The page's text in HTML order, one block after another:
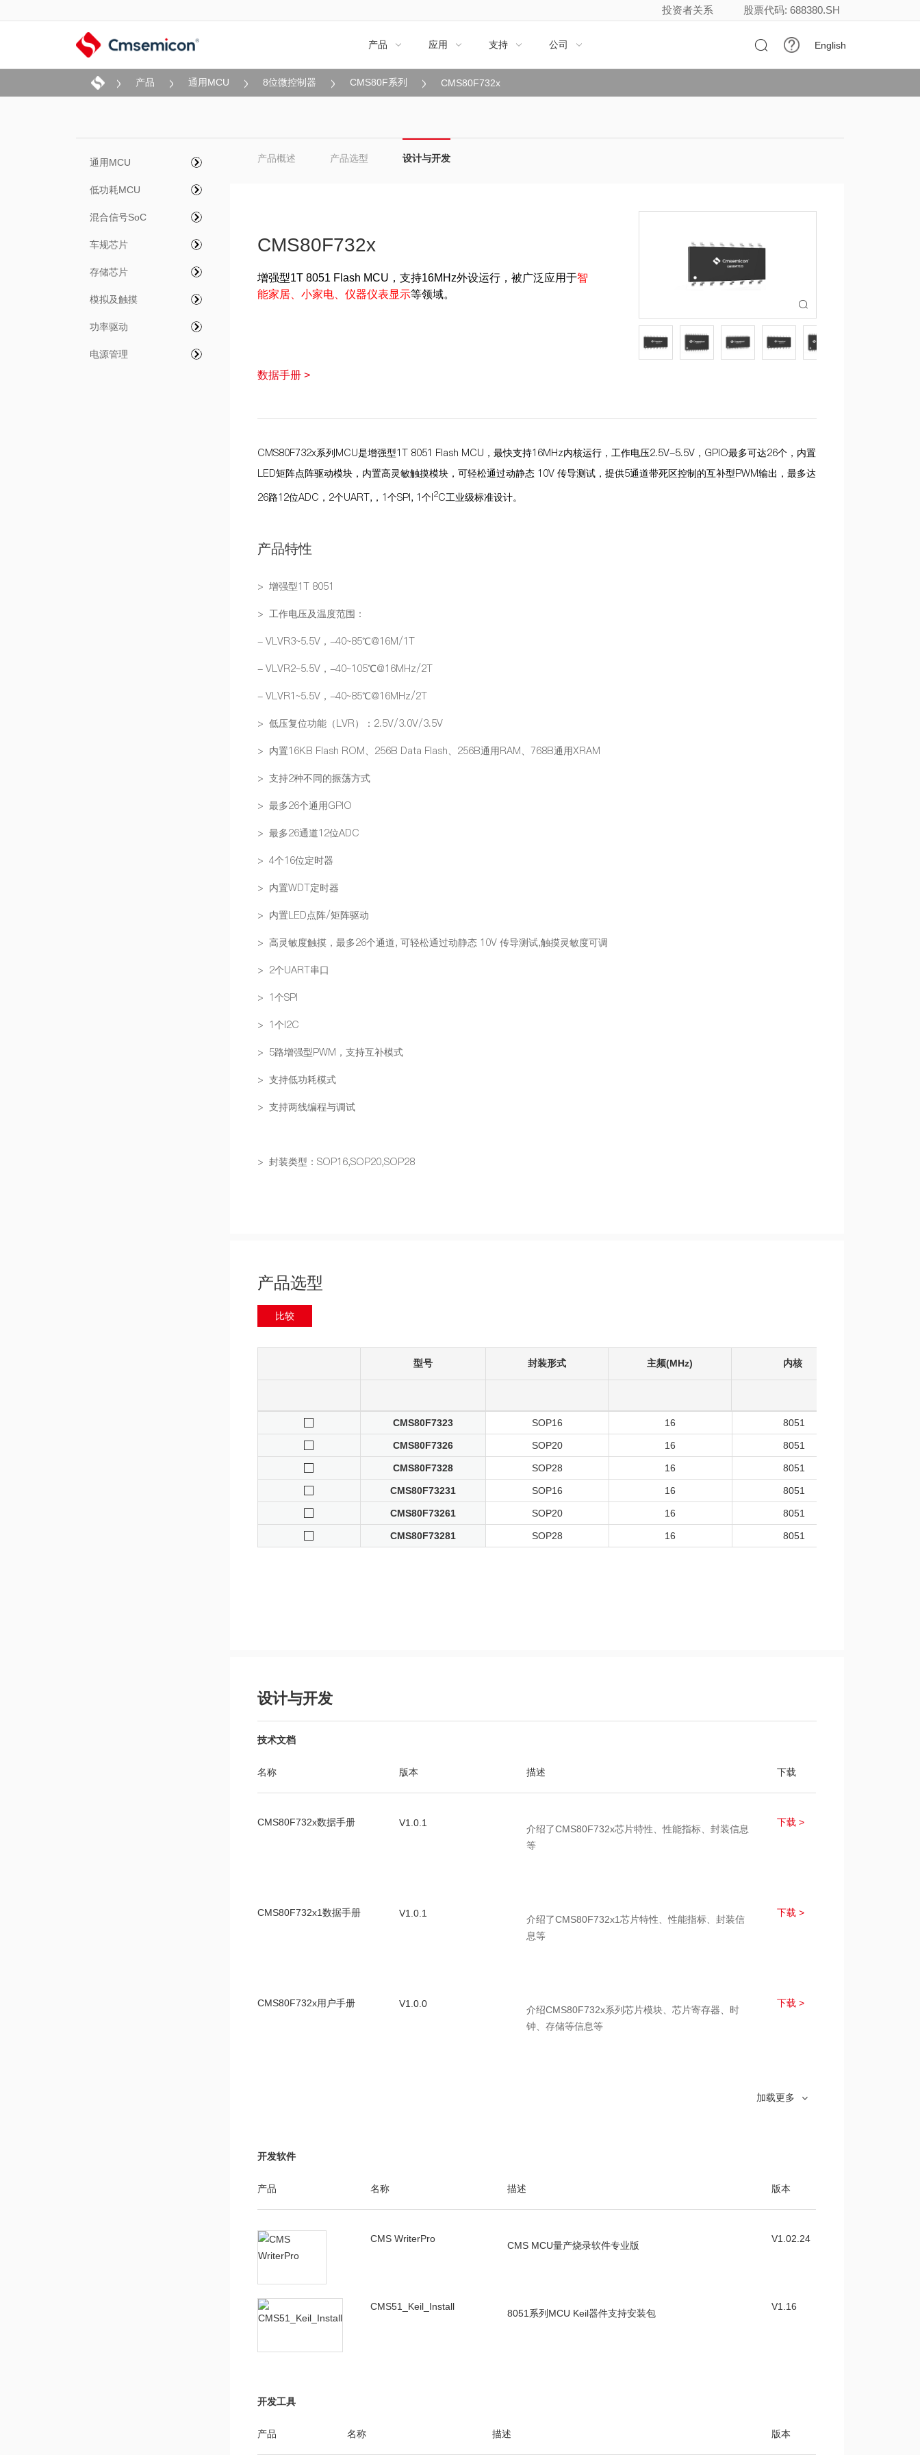
投资者关系 股票代码: 688380.SH
产品  应用  支持  公司   English
产品 通用MCU 8位微控制器 CMS80F系列 CMS80F732x
通用MCU
低功耗MCU
混合信号SoC
车规芯片
存储芯片
模拟及触摸
功率驱动
电源管理
产品概述 产品选型 设计与开发
CMS80F732x
增强型1T 8051 Flash MCU ，支持16MHz外设运行，被广泛应用于智
能家居、小家电、仪器仪表显示等领域。
数据手册 >

CMS80F732x系列MCU是增强型1T 8051 Flash MCU ，最快支持16MHz内核运行，工作电压2.5V-5.5V， GPIO最多可达26个，内置
LED矩阵点阵驱动模块，内置高灵敏触摸模块，可轻松通过动静态10V 传导测试，提供5通道带死区控制的互补型PWM输出，最多达
26路12位ADC ， 2个UART, ， 1个SPI, 1个I2C工业级标准设计。
产品特性
> 增强型1T 8051
> 工作电压及温度范围：
- VLVR3~5.5V，-40~85℃@16M/1T
- VLVR2~5.5V，-40~105℃@16MHz/2T
- VLVR1~5.5V，-40~85℃@16MHz/2T
> 低压复位功能（LVR）：2.5V/3.0V/3.5V
> 内置16KB Flash ROM、256B Data Flash、256B通用RAM、768B通用XRAM
> 支持2种不同的振荡方式
> 最多26个通用GPIO
> 最多26通道12位ADC
> 4个16位定时器
> 内置WDT定时器
> 内置LED点阵/矩阵驱动
> 高灵敏度触摸，最多26个通道, 可轻松通过动静态 10V 传导测试,触摸灵敏度可调
> 2个UART串口
> 1个SPI
> 1个I2C
> 5路增强型PWM，支持互补模式
> 支持低功耗模式
> 支持两线编程与调试
> 封装类型：SOP16,SOP20,SOP28
产品选型
比较
型号 封装形式 主频(MHz) 内核
CMS80F7323 SOP16 16 8051
CMS80F7326 SOP20 16 8051
CMS80F7328 SOP28 16 8051
CMS80F73231 SOP16 16 8051
CMS80F73261 SOP20 16 8051
CMS80F73281 SOP28 16 8051
设计与开发
技术文档
名称 版本 描述 下载
CMS80F732x数据手册 V1.0.1
介绍了CMS80F732x芯片特性、性能指标、封装信息
等
下载 >
CMS80F732x1数据手册 V1.0.1
介绍了CMS80F732x1芯片特性、性能指标、封装信
息等
下载 >
CMS80F732x用户手册 V1.0.0
介绍CMS80F732x系列芯片模块、芯片寄存器、时
钟、存储等信息等
下载 >
加载更多
开发软件
产品 名称 描述 版本
CMS WriterPro
CMS MCU量产烧录软件专业版
V1.02.24
CMS51_Keil_Install
8051系列MCU Keil器件支持安装包
V1.16
开发工具
产品 名称 描述 版本